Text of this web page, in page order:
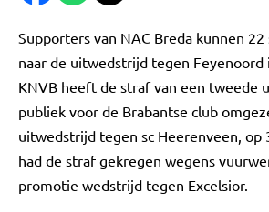
Supporters van NAC Breda kunnen
naar de uitwedstrijd tegen Feyenoord
KNVB heeft de straf van een tweede
publiek voor de Brabantse club
uitwedstrijd tegen sc Heerenveen, op
had de straf gekregen wegens
promotie wedstrijd tegen Excelsior.